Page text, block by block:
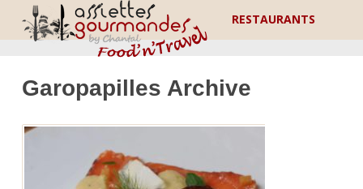
RESTAURANTS
Garopapilles Archive